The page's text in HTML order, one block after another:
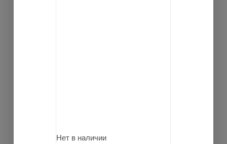
Нет в наличии